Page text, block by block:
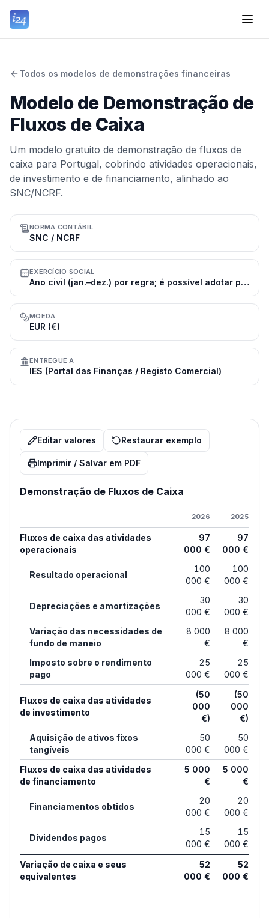
Todos os modelos de demonstrações financeiras
Modelo de Demonstração de
Fluxos de Caixa
Um modelo gratuito de demonstração de fluxos de
caixa para Portugal, cobrindo atividades operacionais,
de investimento e de financiamento, alinhado ao
SNC/NCRF.
NORMA CONTÁBIL
SNC / NCRF
EXERCÍCIO SOCIAL
Ano civil (jan.–dez.) por regra; é possível adotar período de tributação diferente mediante comunicação à AT
MOEDA
EUR (€)
ENTREGUE A
IES (Portal das Finanças / Registo Comercial)
Editar valores Restaurar exemplo
Imprimir / Salvar em PDF
Demonstração de Fluxos de Caixa
2026 2025
Fluxos de caixa das atividades
operacionais
97
000 €
97
000 €
Resultado operacional
100
000 €
100
000 €
Depreciações e amortizações
30
000 €
30
000 €
Variação das necessidades de
fundo de maneio
8 000
€
8 000
€
Imposto sobre o rendimento
pago
25
000 €
25
000 €
Fluxos de caixa das atividades
de investimento
(50
000
€)
(50
000
€)
Aquisição de ativos fixos
tangíveis
50
000 €
50
000 €
Fluxos de caixa das atividades
de financiamento
5 000
€
5 000
€
Financiamentos obtidos
20
000 €
20
000 €
Dividendos pagos
15
000 €
15
000 €
Variação de caixa e seus
equivalentes
52
000 €
52
000 €